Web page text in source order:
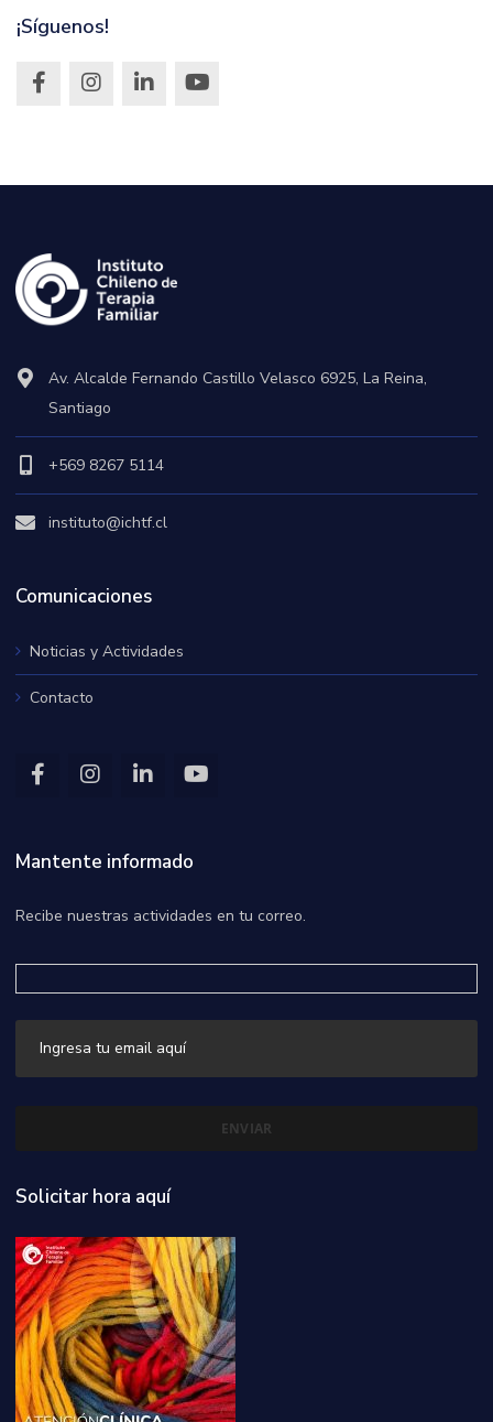
¡Síguenos!
Av. Alcalde Fernando Castillo Velasco 6925, La Reina,
Santiago
+569 8267 5114
instituto@ichtf.cl
Comunicaciones
Noticias y Actividades
Contacto
Mantente informado
Recibe nuestras actividades en tu correo.
Solicitar hora aquí